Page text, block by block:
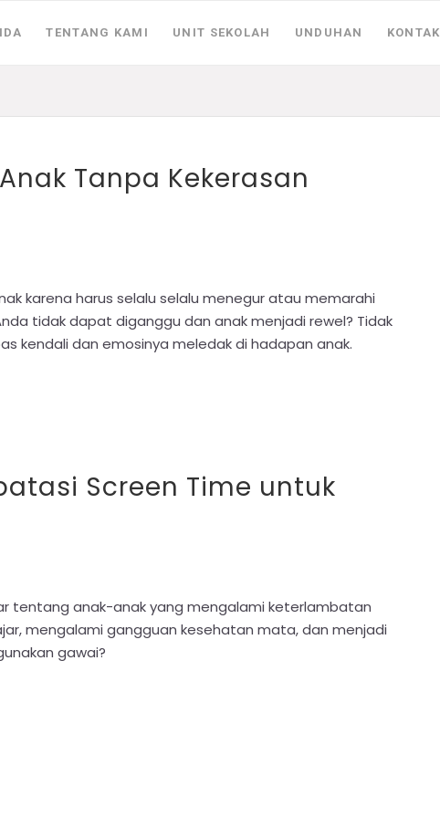
TENTANG KAMI UNIT SEKOLAH UNDUHAN KONTAK
Tanpa Kekerasan
karena harus selalu selalu menegur atau memarahi
tidak dapat diganggu dan anak menjadi rewel? Tidak
kendali dan emosinya meledak di hadapan anak.
Screen Time untuk
tentang anak-anak yang mengalami keterlambatan
mengalami gangguan kesehatan mata, dan menjadi
gawai?